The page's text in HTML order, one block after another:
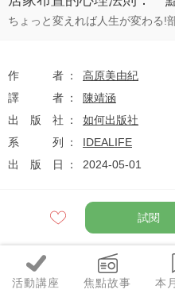
活動講座 焦點故事 本
ちょっと変えれば人生が変わる!
作者
高原美由紀
譯者
陳靖涵
出版社
如何出版社
系列
IDEALIFE
出版日
2024-05-01
定價 $340
優惠價 折
試閱